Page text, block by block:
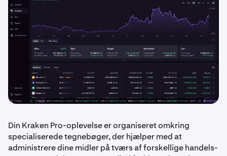
Din Kraken Pro-oplevelse er organiseret omkring
specialiserede tegnebøger, der hjælper med at
administrere dine midler på tværs af forskellige handels-